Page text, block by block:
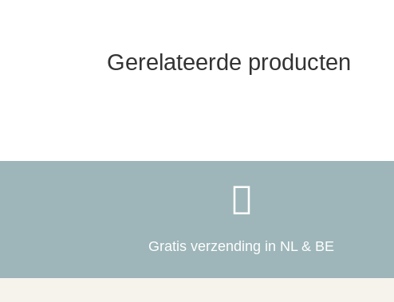
Gerelateerde producten

Gratis verzending in NL & BE